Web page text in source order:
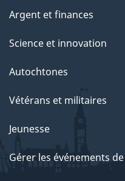
Argent et finances
Science et innovation
Autochtones
Vétérans et militaires
Jeunesse
Gérer les événements